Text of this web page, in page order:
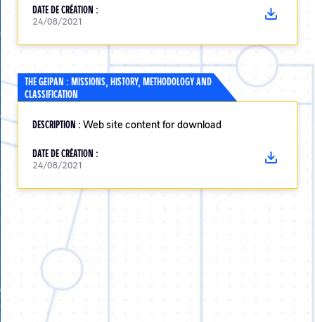
DATE DE CRÉATION :
24/08/2021
THE GEIPAN : MISSIONS, HISTORY, METHODOLOGY AND
CLASSIFICATION
DESCRIPTION : Web site content for download
DATE DE CRÉATION :
24/08/2021